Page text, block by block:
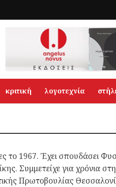
κριτική λογοτεχνία
το 1967. Έχει σπουδάσει
Συμμετείχε για χρόνια
Πρωτοβουλίας